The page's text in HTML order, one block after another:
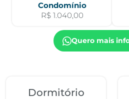
Condomínio
R$ 1.040,00
Quero mais
Dormitório